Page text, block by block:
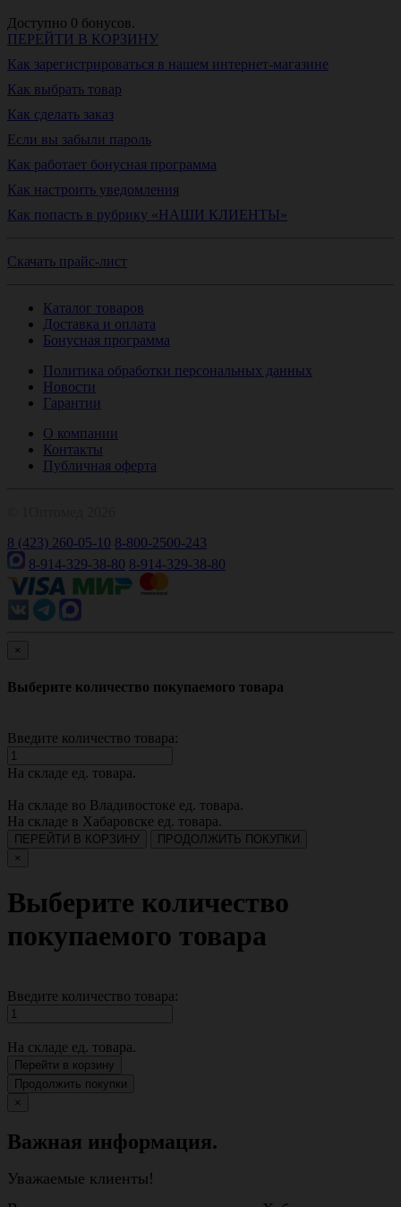
Доступно 0 бонусов.
ПЕРЕЙТИ В КОРЗИНУ
Как зарегистрироваться в нашем интернет-магазине
Как выбрать товар
Как сделать заказ
Если вы забыли пароль
Как работает бонусная программа
Как настроить уведомления
Как попасть в рубрику «НАШИ КЛИЕНТЫ»
Скачать прайс-лист
Каталог товаров
Доставка и оплата
Бонусная программа
Политика обработки персональных данных
Новости
Гарантии
О компании
Контакты
Публичная оферта
8 (423) 260-05-10 8-800-2500-243
8-914-329-38-80 8-914-329-38-80
×
Выберите количество покупаемого товара
Введите количество товара:
На складе ед. товара.
На складе во Владивостоке ед. товара.
На складе в Хабаровске ед. товара.
ПЕРЕЙТИ В КОРЗИНУ
ПРОДОЛЖИТЬ ПОКУПКИ
×
Выберите количество
покупаемого товара
Введите количество товара:
На складе ед. товара.
Перейти в корзину
Продолжить покупки
×
Важная информация.
Уважаемые клиенты!